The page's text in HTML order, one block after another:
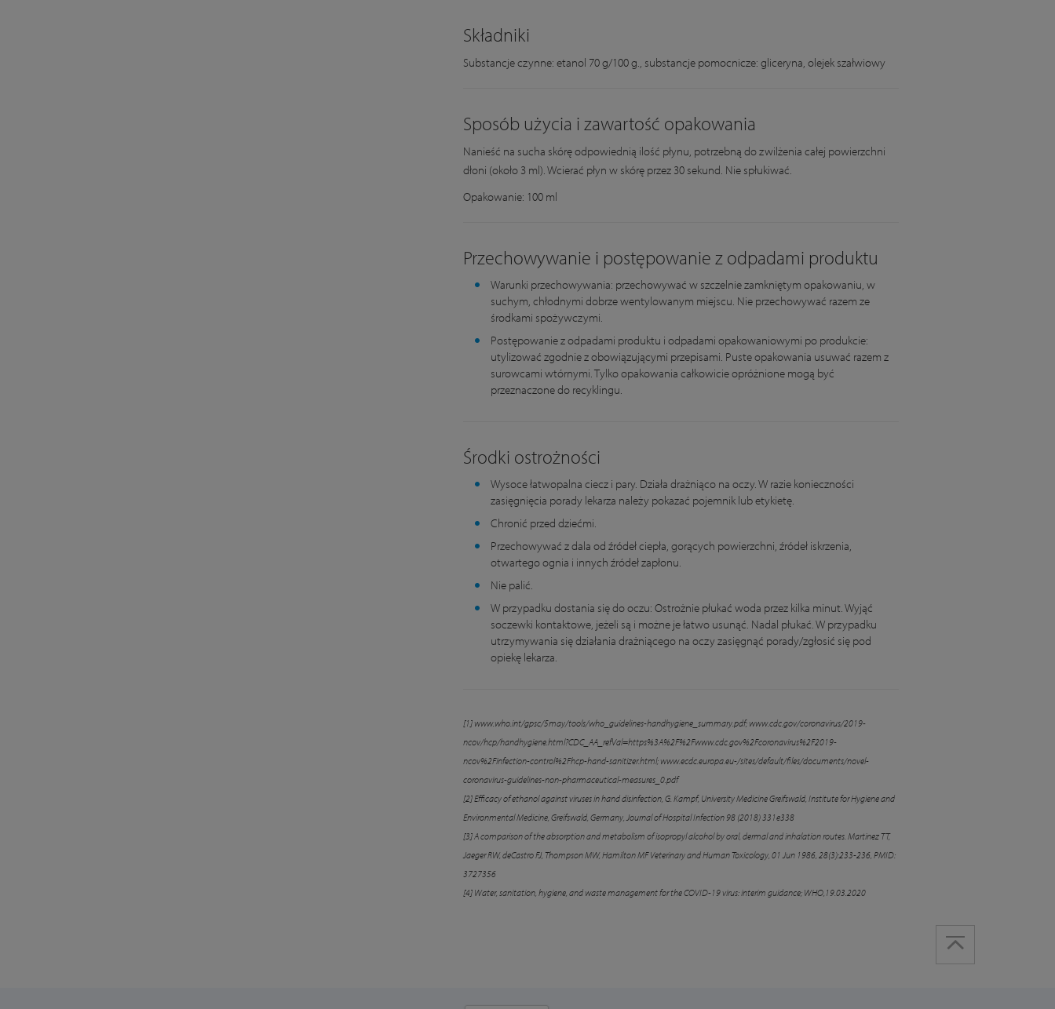
Składniki
Substancje czynne: etanol 70 g/100 g., substancje pomocnicze: gliceryna, olejek szałwiowy
Sposób użycia i zawartość opakowania
Nanieść na sucha skórę odpowiednią ilość płynu, potrzebną do zwilżenia całej powierzchni
dłoni (około 3 ml). Wcierać płyn w skórę przez 30 sekund. Nie spłukiwać.
Opakowanie: 100 ml
Przechowywanie i postępowanie z odpadami produktu
Warunki przechowywania: przechowywać w szczelnie zamkniętym opakowaniu, w
suchym, chłodnymi dobrze wentylowanym miejscu. Nie przechowywać razem ze
środkami spożywczymi.
Postępowanie z odpadami produktu i odpadami opakowaniowymi po produkcie:
utylizować zgodnie z obowiązującymi przepisami. Puste opakowania usuwać razem z
surowcami wtórnymi. Tylko opakowania całkowicie opróżnione mogą być
przeznaczone do recyklingu.
Środki ostrożności
Wysoce łatwopalna ciecz i pary. Działa drażniąco na oczy. W razie konieczności
zasięgnięcia porady lekarza należy pokazać pojemnik lub etykietę.
Chronić przed dziećmi.
Przechowywać z dala od źródeł ciepła, gorących powierzchni, źródeł iskrzenia,
otwartego ognia i innych źródeł zapłonu.
Nie palić.
W przypadku dostania się do oczu: Ostrożnie płukać woda przez kilka minut. Wyjąć
soczewki kontaktowe, jeżeli są i możne je łatwo usunąć. Nadal płukać. W przypadku
utrzymywania się działania drażniącego na oczy zasięgnąć porady/zgłosić się pod
opiekę lekarza.
[1] www.who.int/gpsc/5may/tools/who_guidelines-handhygiene_summary.pdf; www.cdc.gov/coronavirus/2019-
ncov/hcp/handhygiene.html?CDC_ AA_refVal=https%3A%2F%2Fwww.cdc.gov%2Fcoronavirus%2F2019-
ncov%2Finfection-control%2Fhcp-hand-sanitizer.html; www.ecdc.europa.eu-/sites/default/files/documents/novel-
coronavirus-guidelines-non-pharmaceutical-measures_0.pdf
[2] Efficacy of ethanol against viruses in hand disinfection, G. Kampf, University Medicine Greifswald, Institute for Hygiene and
Environmental Medicine, Greifswald, Germany, Journal of Hospital Infection 98 (2018) 331e338
[3]A comparison of the absorption and metabolism of isopropyl alcohol by oral, dermal and inhalation routes. Martinez TT,
Jaeger RW, deCastro FJ, Thompson MW, Hamilton MF Veterinary and Human Toxicology, 01 Jun 1986, 28(3):233-236, PMID:
3727356
[4] Water, sanitation, hygiene, and waste management for the COVID-19 virus: interim guidance; WHO,19.03.2020